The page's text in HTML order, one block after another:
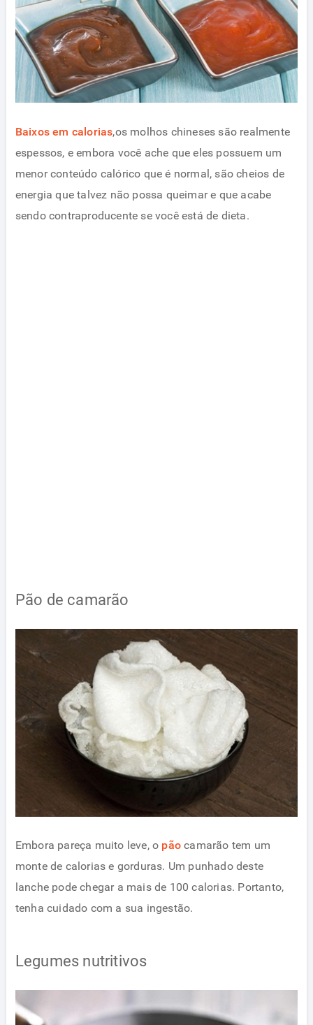
Baixos em calorias,os molhos chineses são realmente
espessos, e embora você ache que eles possuem um
menor conteúdo calórico que é normal, são cheios de
energia que talvez não possa queimar e que acabe
sendo contraproducente se você está de dieta.
Pão de camarão
Embora pareça muito leve, o pãocamarão tem um
monte de calorias e gorduras. Um punhado deste
lanche pode chegar a mais de 100 calorias. Portanto,
tenha cuidado com a sua ingestão.
Legumes nutritivos